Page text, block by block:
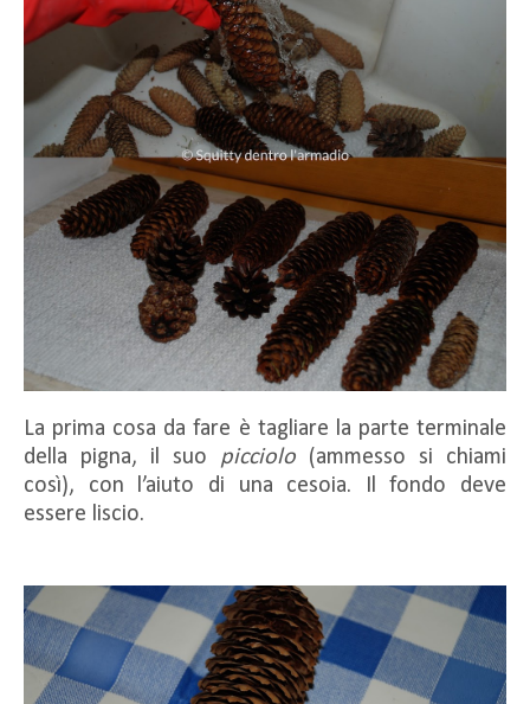
La prima cosa da fare è tagliare la parte terminale
della pigna, il suo picciolo (ammesso si chiami
così), con l’aiuto di una cesoia. Il fondo deve
essere liscio.